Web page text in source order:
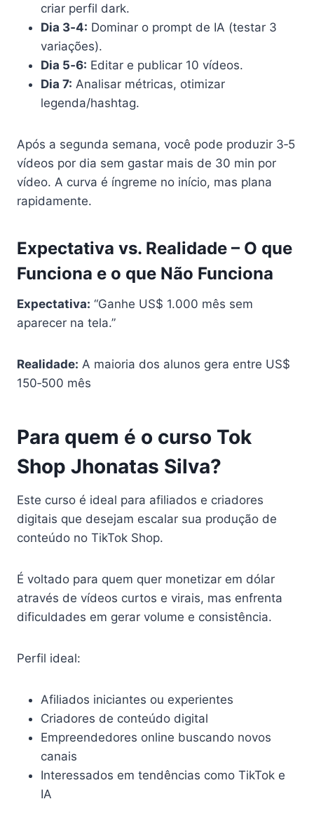
criar perfil dark.
Dia 3‑4: Dominar o prompt de IA (testar 3
variações).
Dia 5‑6: Editar e publicar 10 vídeos.
Dia 7: Analisar métricas, otimizar
legenda/hashtag.
Após a segunda semana, você pode produzir 3‑5
vídeos por dia sem gastar mais de 30 min por
vídeo. A curva é íngreme no início, mas plana
rapidamente.
Expectativa vs. Realidade – O que
Funciona e o que Não Funciona
Expectativa: “Ganhe US$ 1.000 mês sem
aparecer na tela.”
Realidade: A maioria dos alunos gera entre US$
150‑500 mês
Para quem é o curso Tok
Shop Jhonatas Silva?
Este curso é ideal para afiliados e criadores
digitais que desejam escalar sua produção de
conteúdo no TikTok Shop.
É voltado para quem quer monetizar em dólar
através de vídeos curtos e virais, mas enfrenta
dificuldades em gerar volume e consistência.
Perfil ideal:
Afiliados iniciantes ou experientes
Criadores de conteúdo digital
Empreendedores online buscando novos
canais
Interessados em tendências como TikTok e
IA